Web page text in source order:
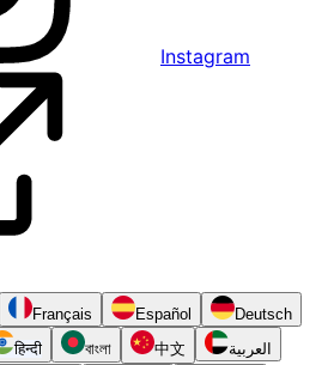
Instagram
Français Español
Deutsch
हिन्दी বাংলা 中文 العربية